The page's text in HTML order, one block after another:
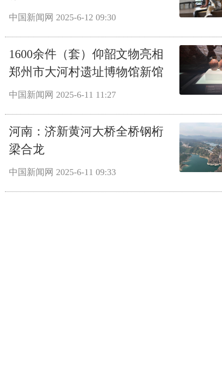
中国新闻网 2025-6-12 09:30
1600余件（套）仰韶文物亮相
郑州市大河村遗址博物馆新馆
中国新闻网 2025-6-11 11:27
河南：济新黄河大桥全桥钢桁
梁合龙
中国新闻网 2025-6-11 09:33